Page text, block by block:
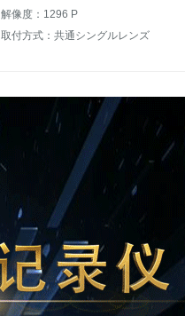
解像度：1296 P
取付方式：共通シングルレンズ